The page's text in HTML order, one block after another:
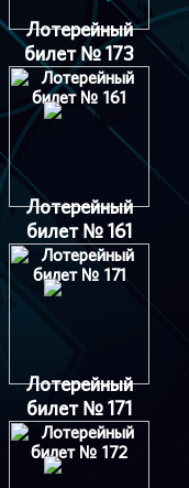
Лотерейный
билет № 173
Лотерейный
билет № 161
Лотерейный
билет № 171